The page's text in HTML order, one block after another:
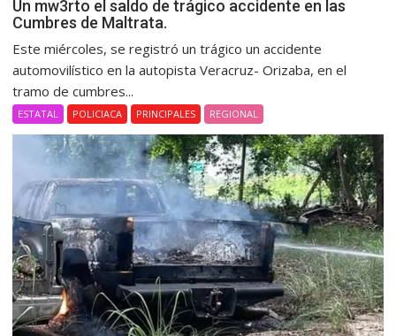
Un mw3rto el saldo de trágico accidente en las
Cumbres de Maltrata.
Este miércoles, se registró un trágico un accidente
automovilístico en la autopista Veracruz- Orizaba, en el
tramo de cumbres...
ESTATAL POLICIACA PRINCIPALES REGIONAL